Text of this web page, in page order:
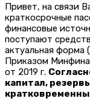
Привет, на связи
краткосрочные
финансовые
поступают
актуальная форма
Приказом
от 2019 г.
капитал,